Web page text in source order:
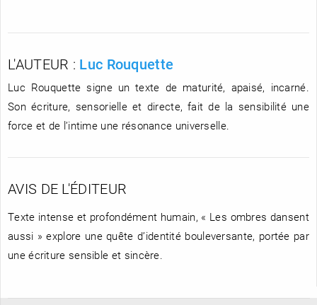
L'AUTEUR : Luc Rouquette
Luc Rouquette signe un texte de maturité, apaisé, incarné.
Son écriture, sensorielle et directe, fait de la sensibilité une
force et de l’intime une résonance universelle.
AVIS DE L'ÉDITEUR
Texte intense et profondément humain, « Les ombres dansent
aussi » explore une quête d’identité bouleversante, portée par
une écriture sensible et sincère.